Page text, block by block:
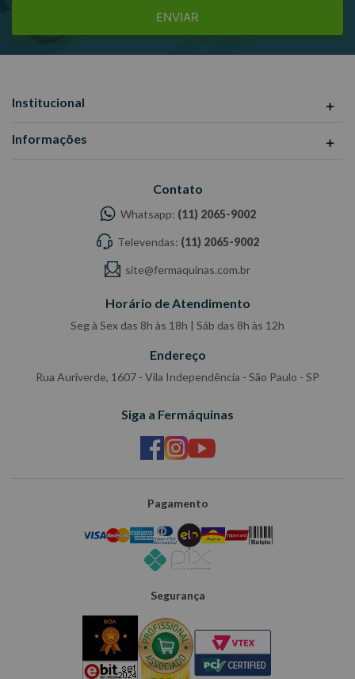
ENVIAR
Institucional
Informações
Contato
Whatsapp: (11) 2065-9002
Televendas: (11) 2065-9002
site@fermaquinas.com.br
Horário de Atendimento
Seg à Sex das 8h às 18h | Sáb das 8h às 12h
Endereço
Rua Auriverde, 1607 - Vila Independência - São Paulo - SP
Siga a Fermáquinas
Pagamento
Segurança